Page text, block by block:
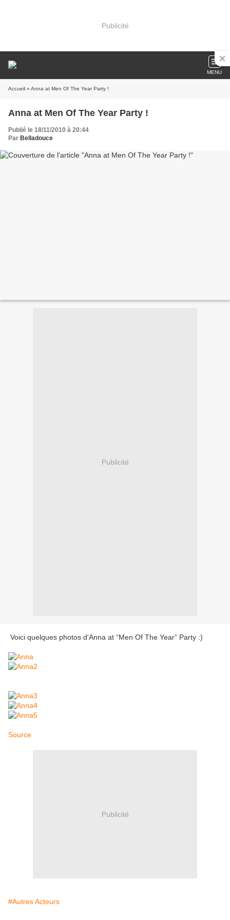
Publicité
MENU
Accueil » Anna at Men Of The Year Party !
Anna at Men Of The Year Party !
Publié le 18/11/2010 à 20:44
Par Belladouce
Publicité
Voici quelques photos d'Anna at “Men Of The Year” Party :)
Source
Publicité
#Autres Acteurs